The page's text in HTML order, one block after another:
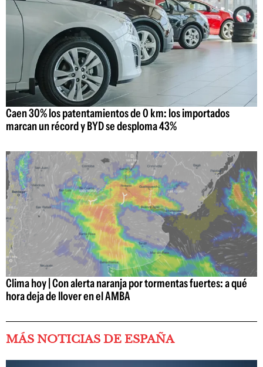
Caen 30% los patentamientos de 0 km: los importados
marcan un récord y BYD se desploma 43%
Clima hoy | Con alerta naranja por tormentas fuertes: a qué
hora deja de llover en el AMBA
MÁS NOTICIAS DE ESPAÑA